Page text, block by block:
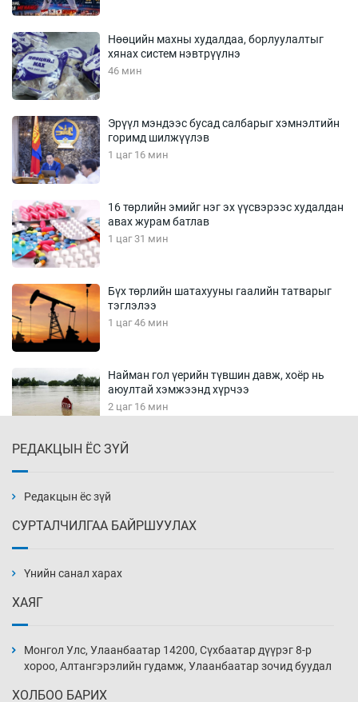
Нөөцийн махны худалдаа, борлуулалтыг
хянах систем нэвтрүүлнэ
46 мин
Эрүүл мэндээс бусад салбарыг хэмнэлтийн
горимд шилжүүлэв
1 цаг 16 мин
16 төрлийн эмийг нэг эх үүсвэрээс худалдан
авах журам батлав
1 цаг 31 мин
Бүх төрлийн шатахууны гаалийн татварыг
тэглэлээ
1 цаг 46 мин
Найман гол үерийн түвшин давж, хоёр нь
аюултай хэмжээнд хүрчээ
2 цаг 16 мин
2 цаг 46 мин
3 цаг 16 мин
3 цаг 46 мин
РЕДАКЦЫН ЁС ЗҮЙ
Редакцын ёс зүй
СУРТАЛЧИЛГАА БАЙРШУУЛАХ
Үнийн санал харах
ХАЯГ
Монгол Улс, Улаанбаатар 14200, Сүхбаатар дүүрэг 8-р
хороо, Алтангэрэлийн гудамж, Улаанбаатар зочид буудал
ХОЛБОО БАРИХ